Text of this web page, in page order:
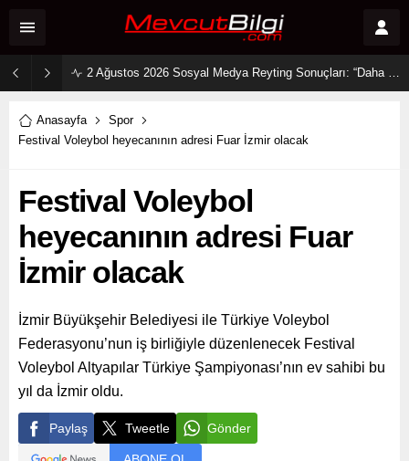
2 Ağustos 2026 Sosyal Medya Reyting Sonuçları: “Daha 17” Ekranlara Ambargo Koydu!
Anasayfa
Spor
Festival Voleybol heyecanının adresi Fuar İzmir olacak
Festival Voleybol
heyecanının adresi Fuar
İzmir olacak
İzmir Büyükşehir Belediyesi ile Türkiye Voleybol
Federasyonu’nun iş birliğiyle düzenlenecek Festival
Voleybol Altyapılar Türkiye Şampiyonası’nın ev sahibi bu
yıl da İzmir oldu.
Paylaş Tweetle Gönder